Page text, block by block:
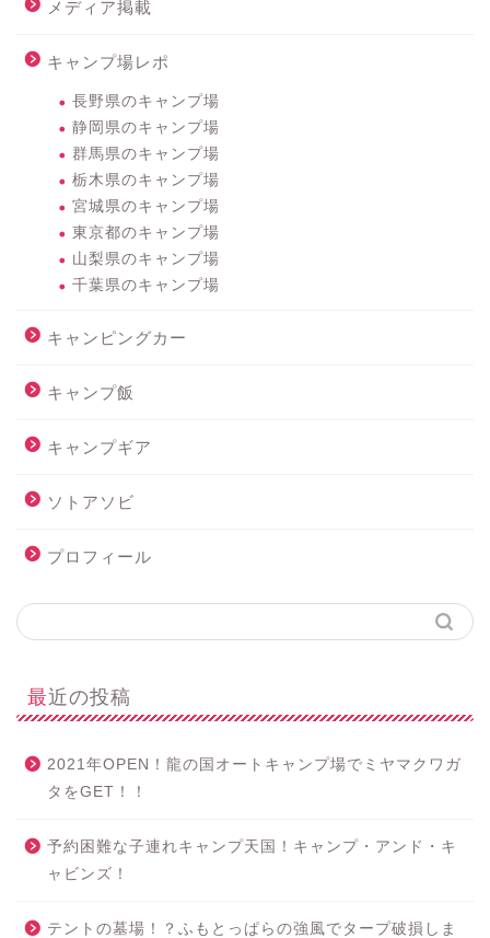
メディア掲載
キャンプ場レポ
長野県のキャンプ場
静岡県のキャンプ場
群馬県のキャンプ場
栃木県のキャンプ場
宮城県のキャンプ場
東京都のキャンプ場
山梨県のキャンプ場
千葉県のキャンプ場
キャンピングカー
キャンプ飯
キャンプギア
ソトアソビ
プロフィール
最近の投稿
2021年OPEN！龍の国オートキャンプ場でミヤマクワガ
タをGET！！
予約困難な子連れキャンプ天国！キャンプ・アンド・キ
ャビンズ！
テントの墓場！？ふもとっぱらの強風でタープ破損しま